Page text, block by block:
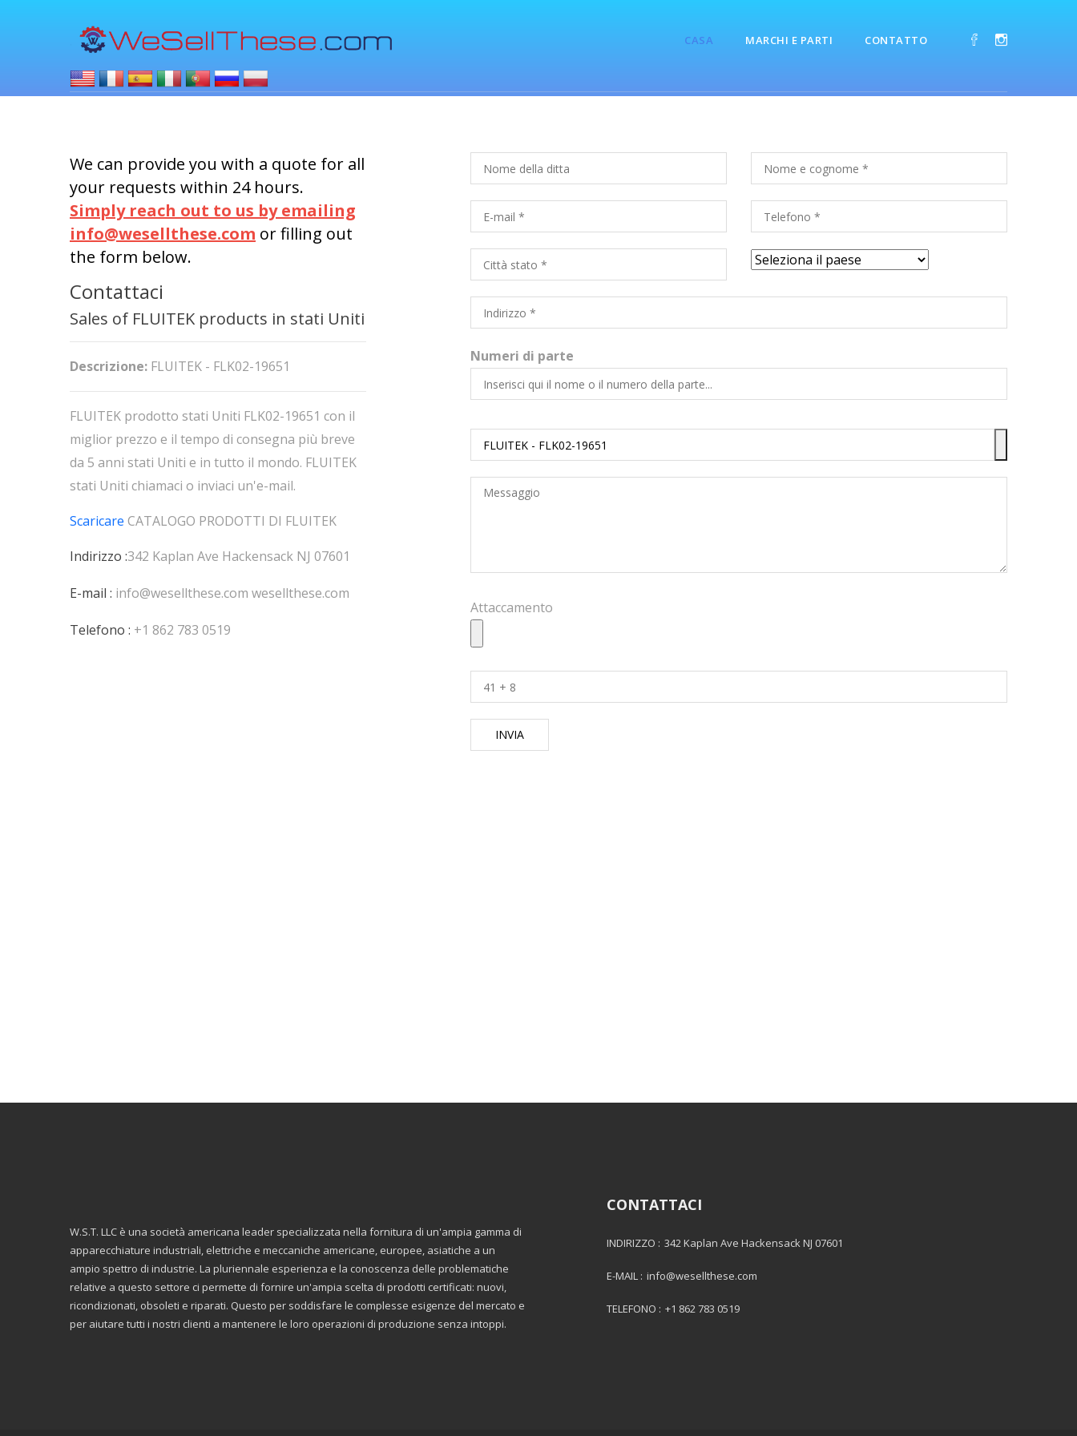
CASA MARCHI E PARTI CONTATTO
We can provide you with a quote for all
your requests within 24 hours.
Simply reach out to us by emailing
info@wesellthese.com or filling out
the form below.
Contattaci
Sales of FLUITEK products in stati Uniti
Descrizione: FLUITEK - FLK02-19651
FLUITEK prodotto stati Uniti FLK02-19651 con il
miglior prezzo e il tempo di consegna più breve
da 5 anni stati Uniti e in tutto il mondo. FLUITEK
stati Uniti chiamaci o inviaci un'e-mail.
Scaricare CATALOGO PRODOTTI DI FLUITEK
Indirizzo :342 Kaplan Ave Hackensack NJ 07601
E-mail : info@wesellthese.com wesellthese.com
Telefono : +1 862 783 0519
Numeri di parte
Attaccamento
W.S.T. LLC è una società americana leader specializzata nella fornitura di un'ampia gamma di
apparecchiature industriali, elettriche e meccaniche americane, europee, asiatiche a un
ampio spettro di industrie. La pluriennale esperienza e la conoscenza delle problematiche
relative a questo settore ci permette di fornire un'ampia scelta di prodotti certificati: nuovi,
ricondizionati, obsoleti e riparati. Questo per soddisfare le complesse esigenze del mercato e
per aiutare tutti i nostri clienti a mantenere le loro operazioni di produzione senza intoppi.
CONTATTACI
INDIRIZZO : 342 Kaplan Ave Hackensack NJ 07601
E-MAIL : info@wesellthese.com
TELEFONO : +1 862 783 0519